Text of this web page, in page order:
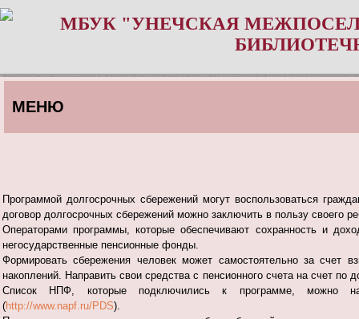
МБУК "УНЕЧСКАЯ
МЕНЮ
Программой долгосрочных сбережений могут воспользоваться
договор долгосрочных сбережений можно заключить в пользу своего
Операторами программы, которые обеспечивают сохранность и
негосударственные пенсионные фонды.
Формировать сбережения человек может самостоятельно за счет
накоплений. Направить свои средства с пенсионного счета на счет
Список НПФ, которые подключились к программе, можно
(http://www.napf.ru/PDS).